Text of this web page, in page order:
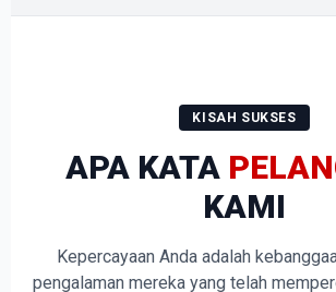
KISAH SUKSES
APA KATA
KAMI
Kepercayaan Anda adalah
pengalaman mereka yang telah